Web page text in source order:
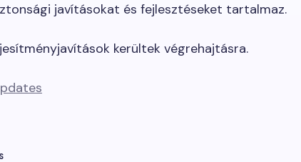
javításokat és fejlesztéseket tartalmaz.
kerültek végrehajtásra.